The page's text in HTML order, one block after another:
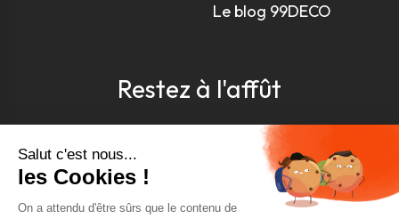
Le blog 99DECO
Restez à l'affût
Pour être toujours au courant, inscrivez-vous à
notre newsletter